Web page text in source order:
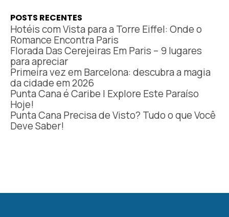
POSTS RECENTES
Hotéis com Vista para a Torre Eiffel: Onde o
Romance Encontra Paris
Florada Das Cerejeiras Em Paris – 9 lugares
para apreciar
Primeira vez em Barcelona: descubra a magia
da cidade em 2026
Punta Cana é Caribe | Explore Este Paraíso
Hoje!
Punta Cana Precisa de Visto? Tudo o que Você
Deve Saber!